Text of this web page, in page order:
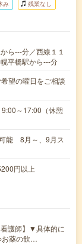
み 残業なし
ら---分／西線１１
平橋駅から---分
望の曜日をご相談
～17:00（休憩
能 8月～、9月ス
円以上
看護師】▼具体的に
お薬の飲…